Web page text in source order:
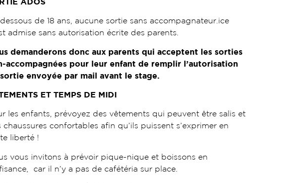
de 18 ans, aucune sortie sans accompagnateur.ice
admise sans autorisation écrite des parents.
demanderons donc aux parents qui acceptent les sorties
accompagnées pour leur enfant de remplir l’autorisation
envoyée par mail avant le stage.
ET TEMPS DE MIDI
les enfants, prévoyez des vêtements qui peuvent être salis et
chaussures confortables afin qu’ils puissent s’exprimer en
liberté !
vous invitons à prévoir pique-nique et boissons en
car il n’y a pas de cafétéria sur place.